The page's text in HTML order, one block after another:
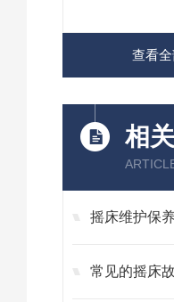
查看
相
摇床维护保
常见的摇床